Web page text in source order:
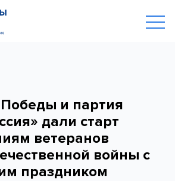
и партия
дали старт
ветеранов
войны с
праздником